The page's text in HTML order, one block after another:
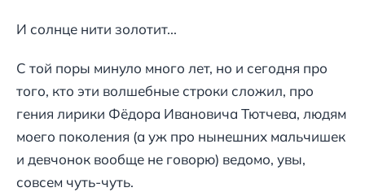
И солнце нити золотит...
С той поры минуло много лет, но и сегодня про
того, кто эти волшебные строки сложил, про
гения лирики Фёдора Ивановича Тютчева, людям
моего поколения (а уж про нынешних мальчишек
и девчонок вообще не говорю) ведомо, увы,
совсем чуть-чуть.